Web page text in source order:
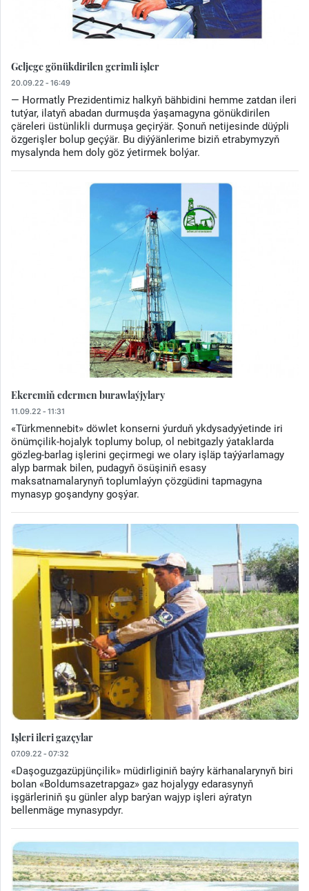
Geljege gönükdirilen gerimli işler
20.09.22 - 16:49
— Hormatly Prezidentimiz halkyň bähbidini hemme zatdan ileri
tutýar, ilatyň abadan durmuşda ýaşamagyna gönükdirilen
çäreleri üstünlikli durmuşa geçirýär. Şonuň netijesinde düýpli
özgerişler bolup geçýär. Bu diýýänlerime biziň etrabymyzyň
mysalynda hem doly göz ýetirmek bolýar.
Ekeremiň edermen burawlaýjylary
11.09.22 - 11:31
«Türkmennebit» döwlet konserni ýurduň ykdysadyýetinde iri
önümçilik-hojalyk toplumy bolup, ol nebitgazly ýataklarda
gözleg-barlag işlerini geçirmegi we olary işläp taýýarlamagy
alyp barmak bilen, pudagyň ösüşiniň esasy
maksatnamalarynyň toplumlaýyn çözgüdini tapmagyna
mynasyp goşandyny goşýar.
Işleri ileri gazçylar
07.09.22 - 07:32
«Daşoguzgazüpjünçilik» müdirliginiň baýry kärhanalarynyň biri
bolan «Boldumsazetrapgaz» gaz hojalygy edarasynyň
işgärleriniň şu günler alyp barýan wajyp işleri aýratyn
bellenmäge mynasypdyr.